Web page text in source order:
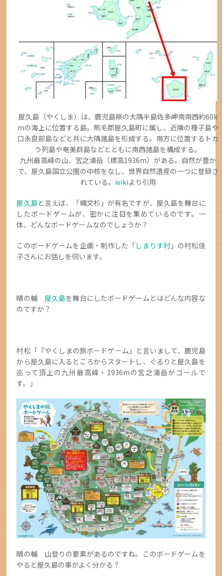
屋久島（やくしま）は、鹿児島県の大隅半島佐多岬南南西約60k
mの海上に位置する島。熊毛郡屋久島町に属し、近隣の種子島や
口永良部島などと共に大隅諸島を形成する。南方に位置するトカ
ラ列島や奄美群島などとともに南西諸島を構成する。
九州最高峰の山、宮之浦岳（標高1936m）がある。自然が豊か
で、屋久島国立公園の中核をなし、世界自然遺産の一つに登録さ
れている。 wikiより引用
屋久島と言えば、「縄文杉」が有名ですが、屋久島を舞台に
したボードゲームが、密かに注目を集めているのです。一
体、どんなボードゲームなのでしょうか？
このボードゲームを企画・制作した「しまりす村 」の村松佳
子さんにお話しを伺います。
晴の輔 屋久島を舞台にしたボードゲームとはどんな内容な
のですか？
村松「『やくしまの旅ボードゲーム』と言いまして、鹿児島
から屋久島に入るところからスタートし、ぐるりと屋久島を
巡って頂上の九州最高峰・1936mの宮之浦岳がゴールで
す。」
晴の輔 山登りの要素があるのですね。このボードゲームを
やると屋久島の事がよく分かる？